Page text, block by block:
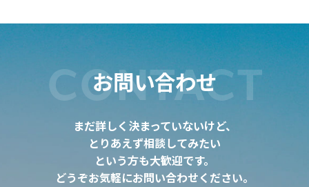
お問い合わせ
CONTACT
まだ詳しく決まっていないけど、
とりあえず相談してみたい
という方も大歓迎です。
どうぞお気軽にお問い合わせください。